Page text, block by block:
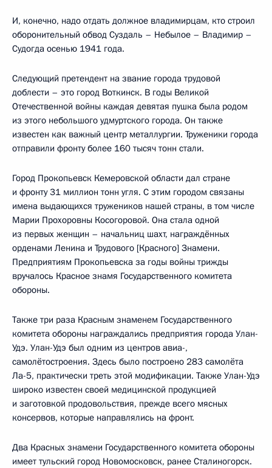
И, конечно, надо отдать должное владимирцам, кто строил
оборонительный обвод Суздаль – Небылое – Владимир –
Судогда осенью 1941 года.
Следующий претендент на звание города трудовой
доблести – это город Воткинск. В годы Великой
Отечественной войны каждая девятая пушка была родом
из этого небольшого удмуртского города. Он также
известен как важный центр металлургии. Труженики города
отправили фронту более 160 тысяч тонн стали.
Город Прокопьевск Кемеровской области дал стране
и фронту 31 миллион тонн угля. С этим городом связаны
имена выдающихся тружеников нашей страны, в том числе
Марии Прохоровны Косогоровой. Она стала одной
из первых женщин – начальниц шахт, награждённых
орденами Ленина и Трудового [Красного] Знамени.
Предприятиям Прокопьевска за годы войны трижды
вручалось Красное знамя Государственного комитета
обороны.
Также три раза Красным знаменем Государственного
комитета обороны награждались предприятия города Улан-
Удэ. Улан-Удэ был одним из центров авиа-,
самолётостроения. Здесь было построено 283 самолёта
Ла-5, практически треть этой модификации. Также Улан-Удэ
широко известен своей медицинской продукцией
и заготовкой продовольствия, прежде всего мясных
консервов, которые направлялись на фронт.
Два Красных знамени Государственного комитета обороны
имеет тульский город Новомосковск, ранее Сталиногорск.